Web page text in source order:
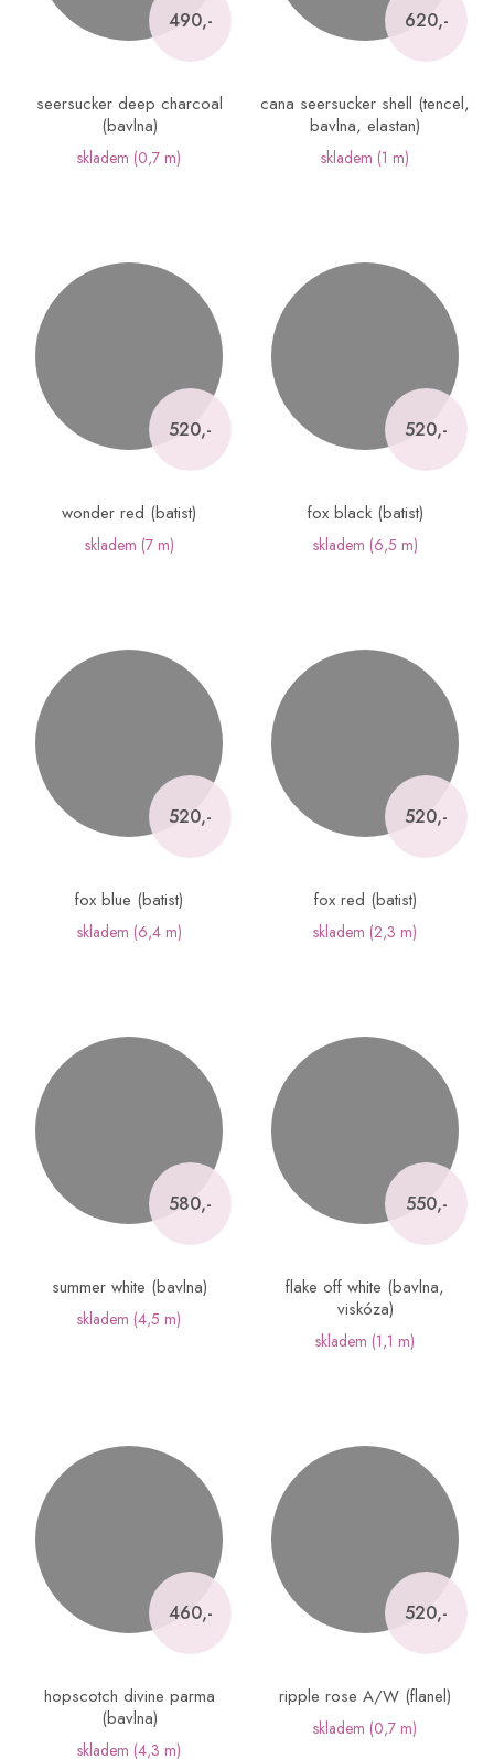
490,-
seersucker deep charcoal
(bavlna)
skladem (0,7 m)
620,-
cana seersucker shell (tencel,
bavlna, elastan)
skladem (1 m)
520,-
wonder red (batist)
skladem (7 m)
520,-
fox black (batist)
skladem (6,5 m)
520,-
fox blue (batist)
skladem (6,4 m)
520,-
fox red (batist)
skladem (2,3 m)
580,-
summer white (bavlna)
skladem (4,5 m)
550,-
flake off white (bavlna,
viskóza)
skladem (1,1 m)
460,-
hopscotch divine parma
(bavlna)
skladem (4,3 m)
520,-
ripple rose A/W (flanel)
skladem (0,7 m)